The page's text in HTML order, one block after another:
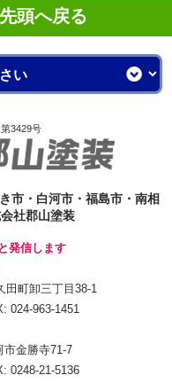
頭へ戻る
3429号
市・白河市・福島市・南相
社郡山塗装
発信します
田町卸三丁目38-1
024-963-1451
金勝寺71-7
0248-21-5136